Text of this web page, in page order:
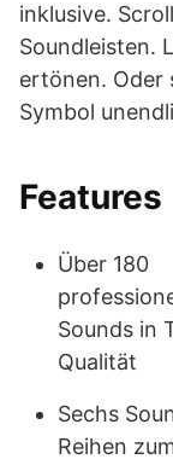
inklusive.
Soundleisten.
ertönen. Oder
Symbol
Features
Über 180
Sounds in
Qualität
Sechs
Reihen